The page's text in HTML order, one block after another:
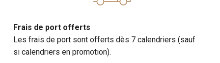
Calendrier 2027 : Voyage Culinaire
en Italie
Explorez la richesse de la cuisine italienne à travers des
photographies alléchantes qui captent l'essence de la
Frais de port offerts
Les frais de port sont offerts dès 7 calendriers (sauf
si calendriers en promotion).